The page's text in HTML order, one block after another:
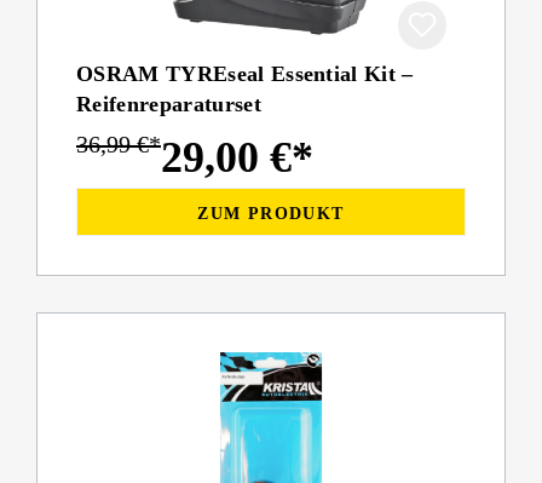
OSRAM TYREseal Essential Kit –
Reifenreparaturset
29,00 €*
36,99 €*
ZUM PRODUKT